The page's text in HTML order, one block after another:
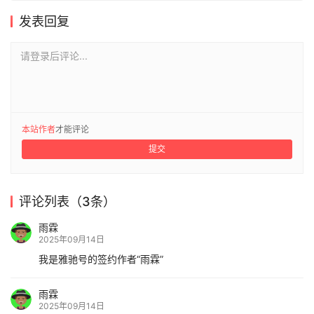
发表回复
请登录后评论...
本站作者才能评论
提交
评论列表（3条）
雨霖
2025年09月14日
我是雅驰号的签约作者“雨霖”
雨霖
2025年09月14日